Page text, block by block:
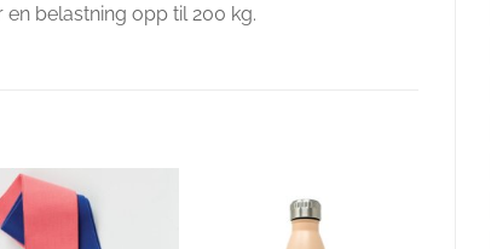
en belastning opp til 200 kg.